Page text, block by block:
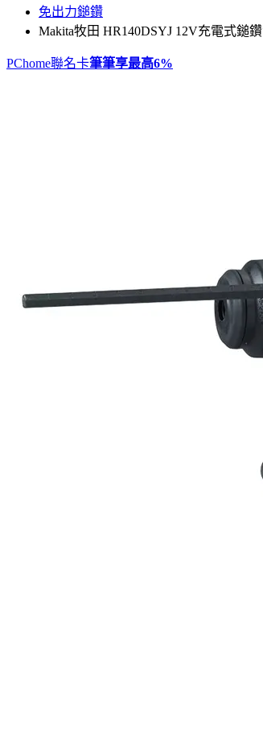
免出力鎚鑽
Makita牧田 HR140DSYJ 12V充電式鎚鑽
PChome聯名卡筆筆享最高6%